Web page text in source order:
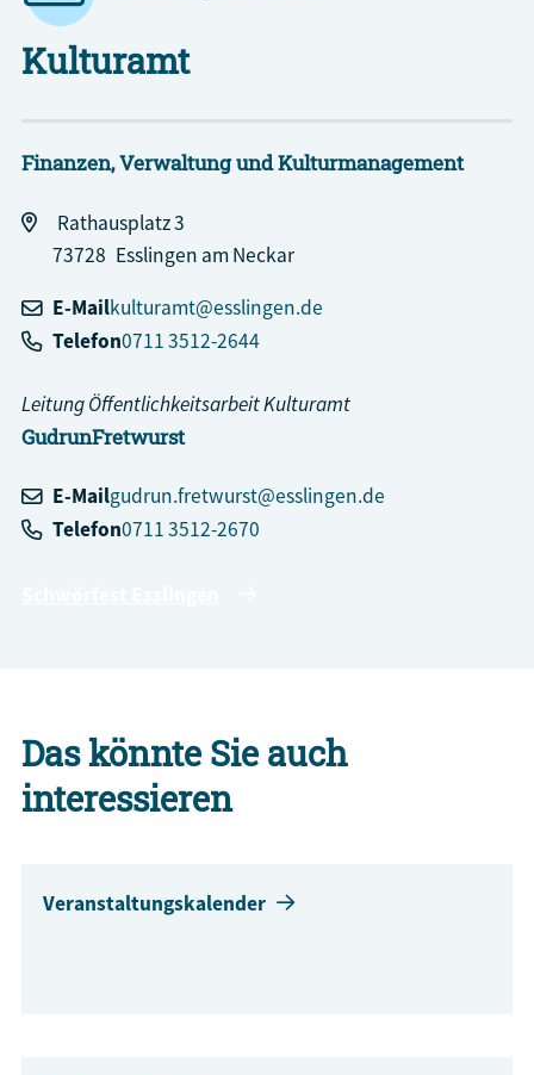
Kulturamt
Finanzen, Verwaltung und Kulturmanagement
Rathausplatz 3
73728 Esslingen am Neckar
E-Mailkulturamt@esslingen.de
Telefon0711 3512-2644
GudrunFretwurst
Leitung Öffentlichkeitsarbeit Kulturamt
E-Mailgudrun.fretwurst@esslingen.de
Telefon0711 3512-2670
Das könnte Sie auch
interessieren
Veranstaltungskalender